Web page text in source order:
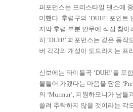
퍼포먼스는 프리스타일 댄스에
미했다. 후렴구의 ‘DUH!’ 포인트
지막 후렴 부분 안무에 직접 참
히 ‘DUH!’ 퍼포먼스는 같은 동작
버 각각의 개성이 도드라지는 프
신보에는 타이틀곡 ‘DUH!’를 포
물들어 가겠다는 마음을 담은
의 ‘Murmur’, 피원하모니가 남들
쓸려 추락하지 않을 것이라는 각